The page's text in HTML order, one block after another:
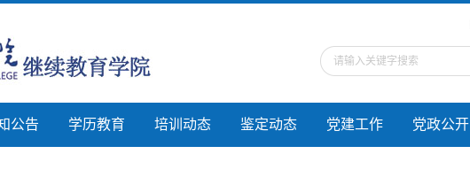
公告 学历教育 培训动态 鉴定动态 党建工作 党政公开